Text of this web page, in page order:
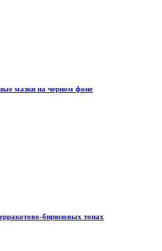
мазки на черном фоне
бирюзовых тонах